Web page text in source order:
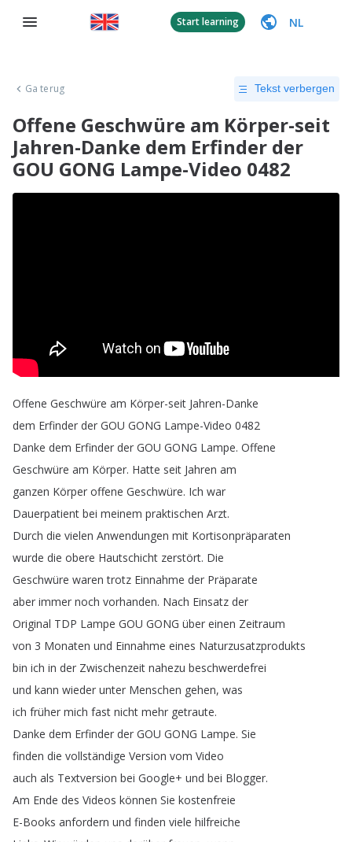
Start learning NL
Ga terug Tekst verbergen
Offene Geschwüre am Körper-seit
Jahren-Danke dem Erfinder der
GOU GONG Lampe-Video 0482
Offene Geschwüre am Körper-seit Jahren-Danke
dem Erfinder der GOU GONG Lampe-Video 0482
Danke dem Erfinder der GOU GONG Lampe. Offene
Geschwüre am Körper. Hatte seit Jahren am
ganzen Körper offene Geschwüre. Ich war
Dauerpatient bei meinem praktischen Arzt.
Durch die vielen Anwendungen mit Kortisonpräparaten
wurde die obere Hautschicht zerstört. Die
Geschwüre waren trotz Einnahme der Präparate
aber immer noch vorhanden. Nach Einsatz der
Original TDP Lampe GOU GONG über einen Zeitraum
von 3 Monaten und Einnahme eines Naturzusatzprodukts
bin ich in der Zwischenzeit nahezu beschwerdefrei
und kann wieder unter Menschen gehen, was
ich früher mich fast nicht mehr getraute.
Danke dem Erfinder der GOU GONG Lampe. Sie
finden die vollständige Version vom Video
auch als Textversion bei Google+ und bei Blogger.
Am Ende des Videos können Sie kostenfreie
E-Books anfordern und finden viele hilfreiche